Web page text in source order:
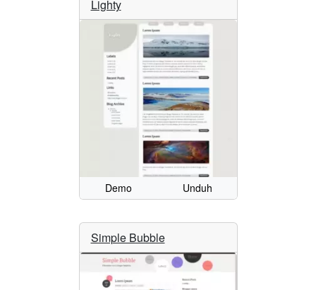
Lighty
Demo Unduh
Simple Bubble